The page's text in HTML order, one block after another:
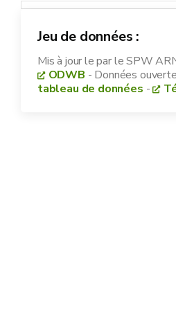
Jeu de données :
Mis à jour lepar le SPW
ODWB - Données
tableau de données -